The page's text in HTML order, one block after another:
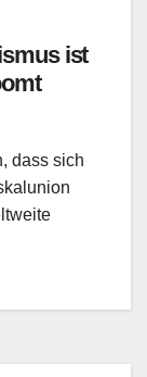
ist
dass sich